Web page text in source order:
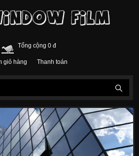
Tổng cộng 0 đ
giỏ hàng Thanh toán